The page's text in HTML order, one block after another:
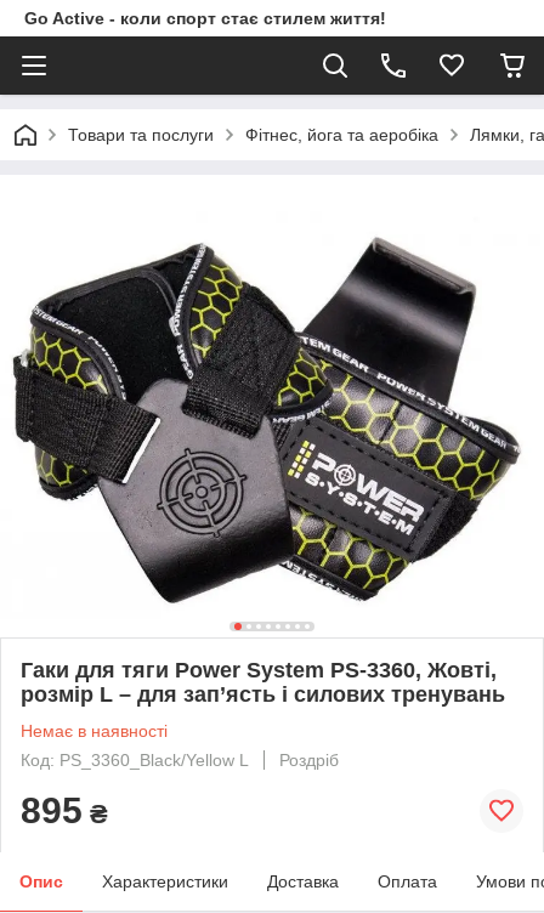
Go Active - коли спорт стає стилем життя!
Товари та послуги Фітнес, йога та аеробіка Лямки,
Гаки для тяги Power System PS-3360, Жовті,
розмір L – для зап’ясть і силових тренувань
Немає в наявності
Код: PS_3360_Black/Yellow L
Роздріб
895 ₴
Опис Характеристики Доставка Оплата Умови